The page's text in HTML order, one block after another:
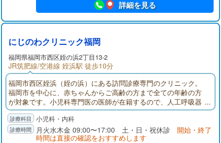
詳細を見る
にじのわクリニック福岡
福岡県福岡市西区姪の浜2丁目13-2
JR筑肥線/空港線 姪浜駅 徒歩10分
福岡市西区姪浜（姪の浜）にある訪問診療専門のクリニック。
福岡市を中心に、赤ちゃんからご高齢の方まで全ての年齢の方
が対象です。小児科専門医の医師が在籍するので、人工呼吸器
など高度な医療的ケアが必要なお子さんや小児がん等にも対応
が可能です。小児科・内科
月火水木金 09:00〜17:00 土・日・祝休診 開始・終了
時間は直接の確認をおすすめします